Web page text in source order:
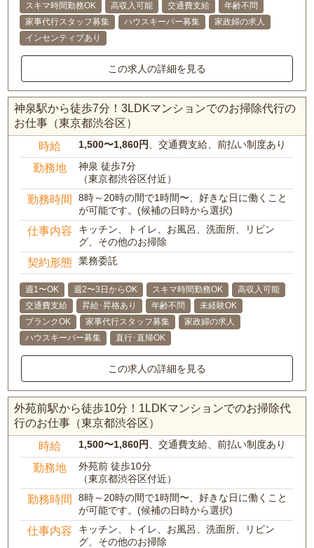
スキマ時間勤務OK 高収入可能 交通費支給
年齢不問
家事代行スタッフ募集
ハウスキーパー募集
家政婦の求人
インセンティブあり
この求人の詳細を見る
神泉駅から徒歩7分！3LDKマンションでのお掃除代行の
お仕事（東京都渋谷区）
時給 1,500〜1,860円 、交通費支給、前払い制度あり
勤務地
神泉 徒歩7分
（東京都渋谷区付近）
勤務時間
8時～20時の間で1時間〜、好きな日に働くこと
が可能です。(候補の日時から選択)
仕事内容
キッチン、トイレ、お風呂、洗面所、リビン
グ、その他のお掃除
契約形態 業務委託
週1〜OK 週2〜3日からOK スキマ時間勤務OK
高収入可能
交通費支給
昇給･昇格あり 年齢不問
未経験OK
ブランクOK
家事代行スタッフ募集
家政婦の求人
ハウスキーパー募集
直行･直帰OK
この求人の詳細を見る
外苑前駅から徒歩10分！1LDKマンションでのお掃除代
行のお仕事（東京都渋谷区）
時給 1,500〜1,860円 、交通費支給、前払い制度あり
勤務地
外苑前 徒歩10分
（東京都渋谷区付近）
勤務時間
8時～20時の間で1時間〜、好きな日に働くこと
が可能です。(候補の日時から選択)
仕事内容
キッチン、トイレ、お風呂、洗面所、リビン
グ、その他のお掃除